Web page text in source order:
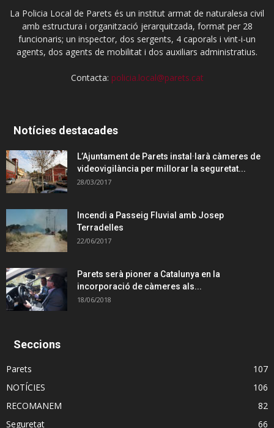
La Policia Local de Parets és un institut armat de naturalesa civil
amb estructura i organització jerarquitzada, format per 28
funcionaris; un inspector, dos sergents, 4 caporals i vint-i-un
agents, dos agents de mobilitat i dos auxiliars administratius.
Contacta: policia.local@parets.cat
Notícies destacades
L’Ajuntament de Parets instal·larà càmeres de
videovigilància per millorar la seguretat...
28/03/2017
Incendi a Passeig Fluvial amb Josep
Terradelles
22/06/2017
Parets serà pioner a Catalunya en la
incorporació de càmeres als...
18/06/2018
Seccions
Parets
107
NOTÍCIES
106
RECOMANEM
82
Seguretat
66